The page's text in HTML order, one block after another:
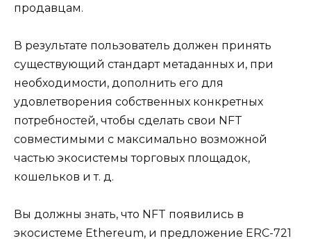
продавцам.
В результате пользователь должен принять
существующий стандарт метаданных и, при
необходимости, дополнить его для
удовлетворения собственных конкретных
потребностей, чтобы сделать свои NFT
совместимыми с максимально возможной
частью экосистемы торговых площадок,
кошельков и т. д.
Вы должны знать, что NFT появились в
экосистеме Ethereum, и предложение ERC-721